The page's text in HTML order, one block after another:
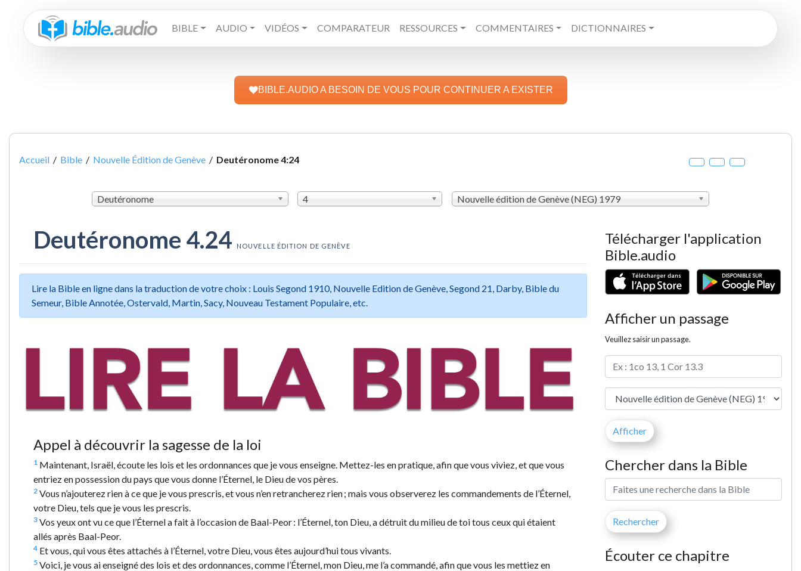
BIBLE AUDIO VIDÉOS COMPARATEUR RESSOURCES COMMENTAIRES DICTIONNAIRES
BIBLE.AUDIO A BESOIN DE VOUS POUR CONTINUER A EXISTER
Accueil / Bible / Nouvelle Édition de Genève / Deutéronome 4:24
Deutéronome 4 Nouvelle édition de Genève (NEG) 1979
Deutéronome 4.24 NOUVELLE ÉDITION DE GENÈVE
Lire la Bible en ligne dans la traduction de votre choix : Louis Segond 1910, Nouvelle Edition de Genève, Segond 21, Darby, Bible du
Semeur, Bible Annotée, Ostervald, Martin, Sacy, Nouveau Testament Populaire, etc.
Appel à découvrir la sagesse de la loi
1 Maintenant, Israël, écoute les lois et les ordonnances que je vous enseigne. Mettez-les en pratique, afin que vous viviez, et que vous
entriez en possession du pays que vous donne l’Éternel, le Dieu de vos pères.
2 Vous n’ajouterez rien à ce que je vous prescris, et vous n’en retrancherez rien ; mais vous observerez les commandements de l’Éternel,
votre Dieu, tels que je vous les prescris.
3 Vos yeux ont vu ce que l’Éternel a fait à l’occasion de Baal-Peor : l’Éternel, ton Dieu, a détruit du milieu de toi tous ceux qui étaient
allés après Baal-Peor.
4 Et vous, qui vous êtes attachés à l’Éternel, votre Dieu, vous êtes aujourd’hui tous vivants.
5 Voici, je vous ai enseigné des lois et des ordonnances, comme l’Éternel, mon Dieu, me l’a commandé, afin que vous les mettiez en
Télécharger l'application
Bible.audio
Afficher un passage
Veuillez saisir un passage.
Chercher dans la Bible
Écouter ce chapitre